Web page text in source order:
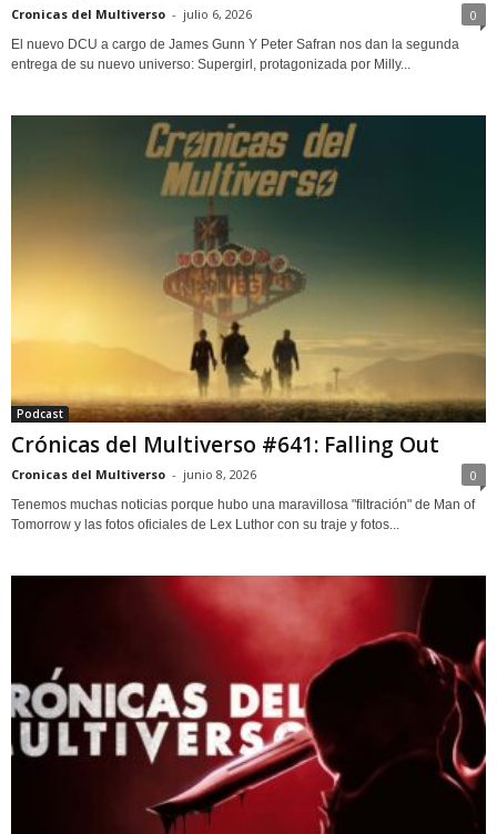
Cronicas del Multiverso - julio 6, 2026 0
El nuevo DCU a cargo de James Gunn Y Peter Safran nos dan la segunda
entrega de su nuevo universo: Supergirl, protagonizada por Milly...
Podcast
Crónicas del Multiverso #641: Falling Out
Cronicas del Multiverso - junio 8, 2026 0
Tenemos muchas noticias porque hubo una maravillosa "filtración" de Man of
Tomorrow y las fotos oficiales de Lex Luthor con su traje y fotos...